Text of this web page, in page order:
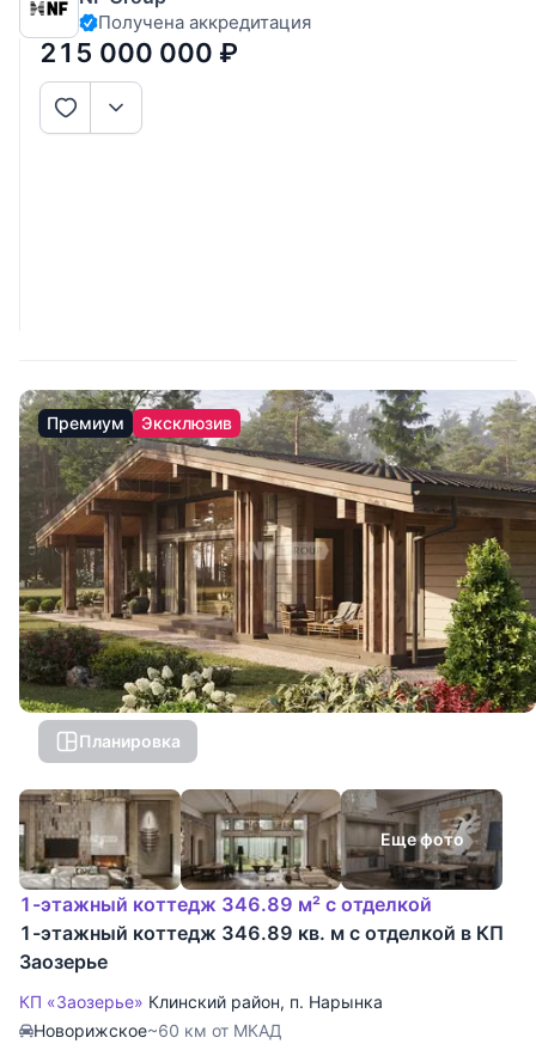
Выполненные из деревянного бруса, увеличенного
размера, виллы формируют
Получена аккредитация
215 000 000 ₽
Премиум Эксклюзив
Планировка
Еще фото
1-этажный коттедж 346.89 м² с отделкой
1-этажный коттедж 346.89 кв. м с отделкой в КП
Заозерье
КП «Заозерье» Клинский район, п. Нарынка
Новорижское~60 км от МКАД